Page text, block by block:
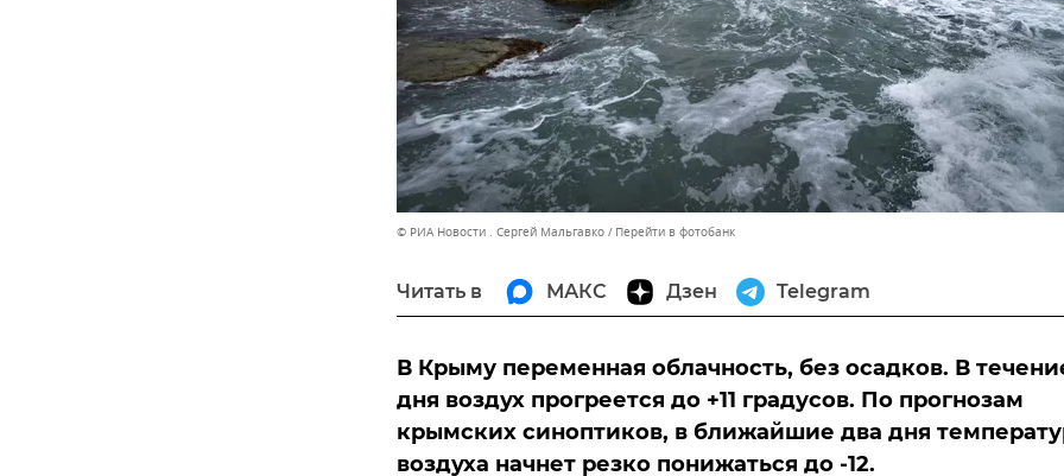
© РИА Новости . Сергей Мальгавко Перейти в фотобанк
Читать в МАКС Дзен Telegram
В Крыму переменная облачность, без осадков. В
дня воздух прогреется до +11 градусов. По прогнозам
крымских синоптиков, в ближайшие два дня
воздуха начнет резко понижаться до -12.